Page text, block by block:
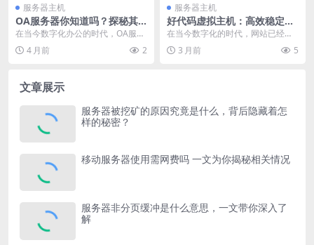
服务器主机
OA服务器你知道吗？探秘其
在企业办公中的关键作用
在当今数字化办公的时代，OA服务
器对于企业和组织的日常运营来
说，扮演着至关重要的...
4 月前 2
服务器主机
好代码虚拟主机：高效稳定之
选，为网站运行保驾护航
在当今数字化的时代，网站已经成
为企业和个人展示自身形象、传播
信息、开展业务的重要...
3 月前 5
文章展示
服务器被挖矿的原因究竟是什么，背后隐藏着怎
样的秘密？
移动服务器使用需网费吗 一文为你揭秘相关情况
服务器非分页缓冲是什么意思，一文带你深入了
解